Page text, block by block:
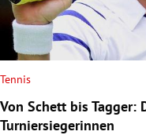
Tennis
Von Schett bis Tagger:
Turniersiegerinnen